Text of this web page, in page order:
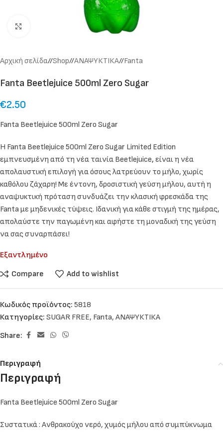
Αρχική σελίδα/ Shop/ ΑΝΑΨΥΚΤΙΚΑ/ Fanta
Fanta Beetlejuice 500ml Zero Sugar
€2.50
Fanta Beetlejuice 500ml Zero Sugar
Η Fanta Beetlejuice 500ml Zero Sugar Limited Edition
εμπνευσμένη από τη νέα ταινία Beetlejuice, είναι η νέα
απολαυστική επιλογή για όσους λατρεύουν το μήλο, χωρίς
καθόλου ζάχαρη! Με έντονη, δροσιστική γεύση μήλου, αυτή η
αναψυκτική πρόταση συνδυάζει την κλασική φρεσκάδα της
Fanta με μηδενικές τύψεις. Ιδανική για κάθε στιγμή της ημέρας,
απολαύστε την παγωμένη και αφήστε τη μοναδική της γεύση
να σας συναρπάσει!
Εξαντλημένο
Compare
Add to wishlist
Κωδικός προϊόντος: 5818
Κατηγορίες: SUGAR FREE, Fanta, ΑΝΑΨΥΚΤΙΚΑ
Share:
Περιγραφή
Περιγραφή
Fanta Beetlejuice 500ml Zero Sugar
Συστατικά : Ανθρακούχο νερό, χυμός μήλου από συμπύκνωμα